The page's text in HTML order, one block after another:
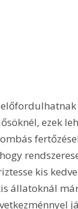
ezek
kis
állatoknál